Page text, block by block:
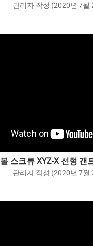
관리자 작성 (2020년 7월
볼 스크류 XYZ-X 선형 갠
관리자 작성 (2020년 7월